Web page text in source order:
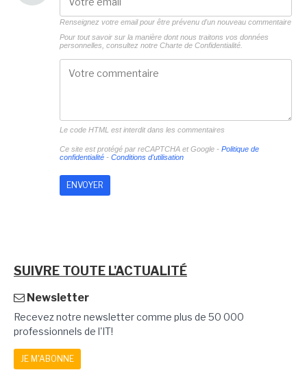
Renseignez votre email pour être prévenu d'un nouveau commentaire
Pour tout savoir sur la manière dont nous traitons vos données
personnelles, consultez notre Charte de Confidentialité.
Le code HTML est interdit dans les commentaires
Ce site est protégé par reCAPTCHA et Google - Politique de
confidentialité- Conditions d'utilisation
SUIVRE TOUTE L'ACTUALITÉ
Newsletter
Recevez notre newsletter comme plus de 50 000
professionnels de l'IT!
JE M'ABONNE